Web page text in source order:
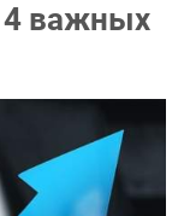
4 важных